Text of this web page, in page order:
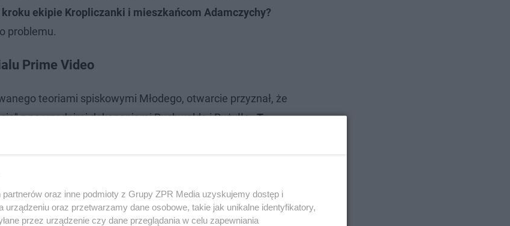
ekipie Kropliczanki i mieszkańcom Adamczychy?
problemu.
Prime Video
teoriami spiskowymi Młodego, otwarcie przyznał, że
z poprzednimi dokonaniami Buchwalda i Rużyłło.To
Wiadomo, że to jest zawsze coś innego i nowego
(serialowy Kazik) i Julia Rosnowska (serialowa
oraz inne podmioty z Grupy ZPR Media uzyskujemy dostęp i
urządzeniu oraz przetwarzamy dane osobowe, takie jak unikalne identyfikatory,
przez urządzenie czy dane przeglądania w celu zapewniania